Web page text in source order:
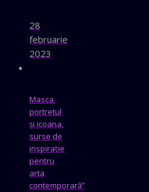
28
februarie
2023
Masca,
portretul
și icoana,
surse de
inspirație
pentru
arta
contemporară”